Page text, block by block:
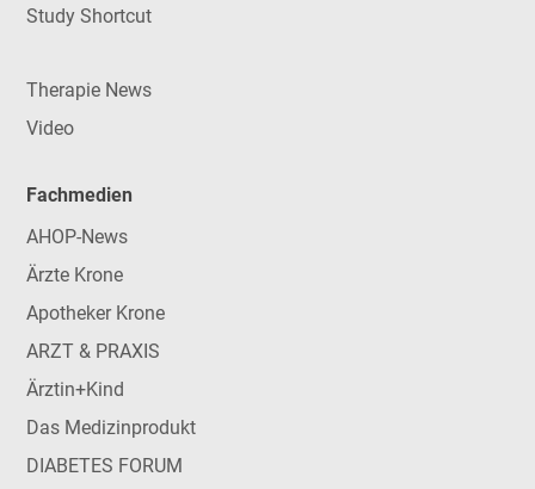
Study Shortcut
Therapie News
Video
Fachmedien
AHOP-News
Ärzte Krone
Apotheker Krone
ARZT & PRAXIS
Ärztin+Kind
Das Medizinprodukt
DIABETES FORUM